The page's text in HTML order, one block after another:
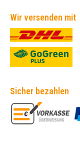
Wir versenden mit
Sicher bezahlen